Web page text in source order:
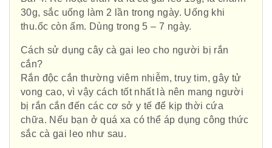
30g, sắc uống làm 2 lần trong ngày. Uống khi
thu.ốc còn ấm. Dùng trong 5 – 7 ngày.
Cách sử dụng cây cà gai leo cho người bị rắn
cắn?
Rắn độc cắn thường viêm nhiễm, truỵ tim, gây tử
vong cao, vì vậy cách tốt nhất là nên mang người
bị rắn cắn đến các cơ sở y tế để kịp thời cứa
chữa. Nếu bạn ở quá xa có thể áp dụng công thức
sắc cà gai leo như sau.